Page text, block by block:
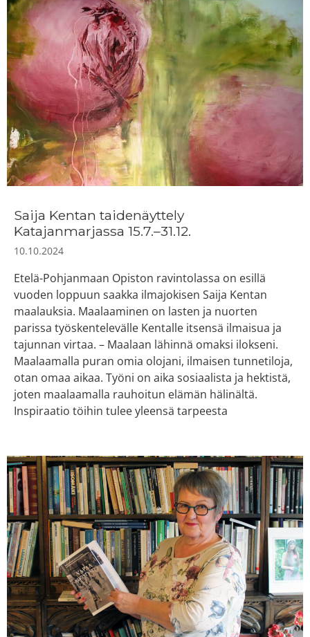
Saija Kentan taidenäyttely
Katajanmarjassa 15.7.–31.12.
10.10.2024
Etelä-Pohjanmaan Opiston ravintolassa on esillä
vuoden loppuun saakka ilmajokisen Saija Kentan
maalauksia. Maalaaminen on lasten ja nuorten
parissa työskentelevälle Kentalle itsensä ilmaisua ja
tajunnan virtaa. – Maalaan lähinnä omaksi ilokseni.
Maalaamalla puran omia olojani, ilmaisen tunnetiloja,
otan omaa aikaa. Työni on aika sosiaalista ja hektistä,
joten maalaamalla rauhoitun elämän hälinältä.
Inspiraatio töihin tulee yleensä tarpeesta